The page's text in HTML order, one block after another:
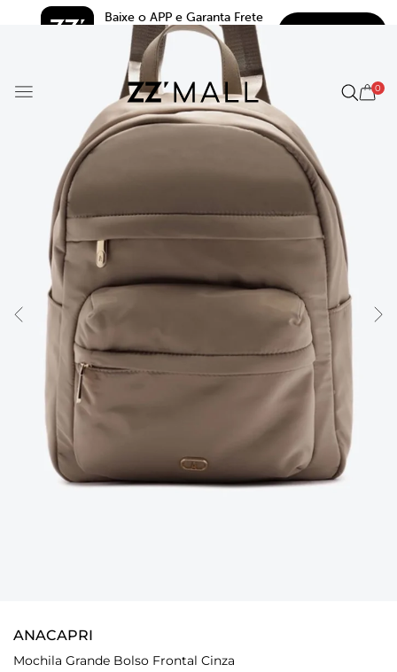
Baixe o APP e Garanta Frete
Grátis*
5.0
0
ANACAPRI
Mochila Grande Bolso Frontal Cinza